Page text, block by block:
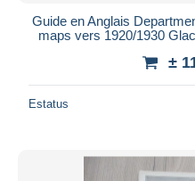
Guide en Anglais
maps vers 1920/1930
±
Estatus